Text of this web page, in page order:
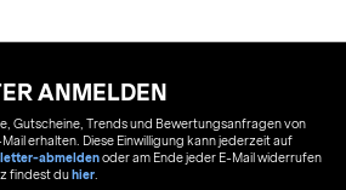
ANMELDEN
Gutscheine, Trends und Bewertungsanfragen von
erhalten. Diese Einwilligung kann jederzeit auf
abmeldenoder am Ende jeder E-Mail widerrufen
findest duhier